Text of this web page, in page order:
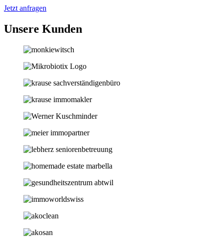
Jetzt anfragen
Unsere Kunden